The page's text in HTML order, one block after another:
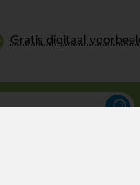
Gratis digitaal